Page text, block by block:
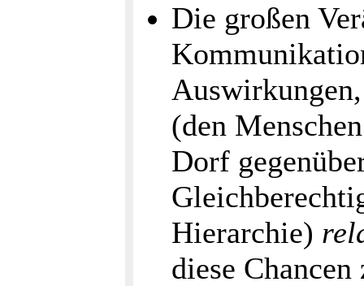
Die großen
(den
Dorf
Hierarchie)
diese